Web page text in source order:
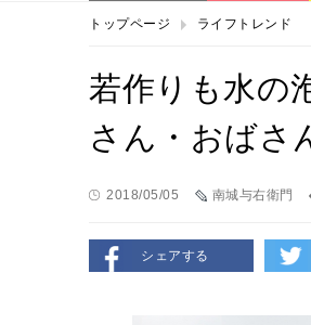
トップページ ライフトレンド
若作りも水の
さん・おばさ
2018/05/05 南城与右衛門
シェアする